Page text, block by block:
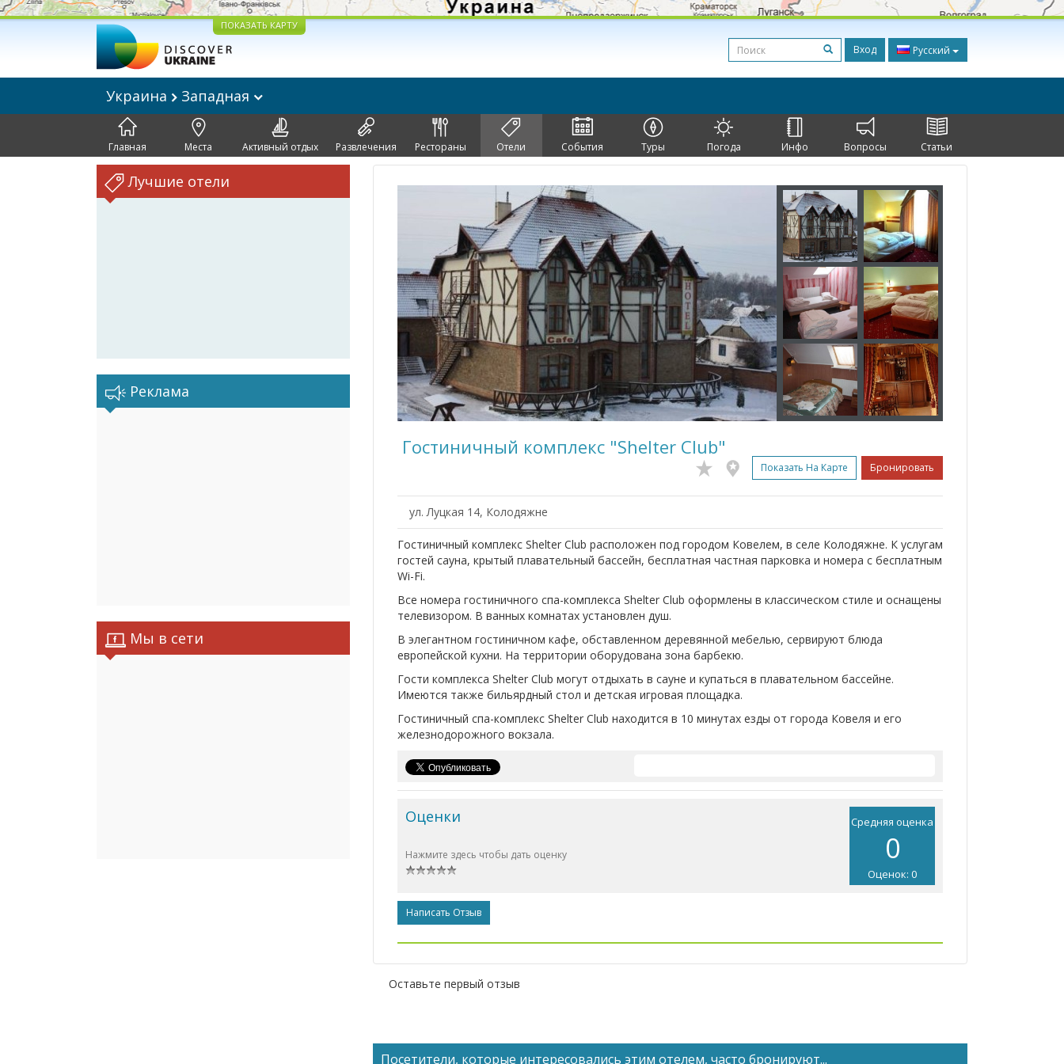
ПОКАЗАТЬ КАРТУ
Вход Русский
Украина Западная
Главная Места Активный отдых Развлечения Рестораны Отели События Туры Погода Инфо Вопросы Статьи
Лучшие отели
Реклама
Мы в сети
Гостиничный комплекс "Shelter Club"
Показать На Карте Бронировать
ул. Луцкая 14, Колодяжне
Гостиничный комплекс Shelter Club расположен под городом Ковелем, в селе Колодяжне. К услугам
гостей сауна, крытый плавательный бассейн, бесплатная частная парковка и номера с бесплатным
Wi-Fi.
Все номера гостиничного спа-комплекса Shelter Club оформлены в классическом стиле и оснащены
телевизором. В ванных комнатах установлен душ.
В элегантном гостиничном кафе, обставленном деревянной мебелью, сервируют блюда
европейской кухни. На территории оборудована зона барбекю.
Гости комплекса Shelter Club могут отдыхать в сауне и купаться в плавательном бассейне.
Имеются также бильярдный стол и детская игровая площадка.
Гостиничный спа-комплекс Shelter Club находится в 10 минутах езды от города Ковеля и его
железнодорожного вокзала.
Средняя оценка
0
Оценок: 0
Оценки
Нажмите здесь чтобы дать оценку
Написать Отзыв
Оставьте первый отзыв
Посетители, которые интересовались этим отелем, часто бронируют...